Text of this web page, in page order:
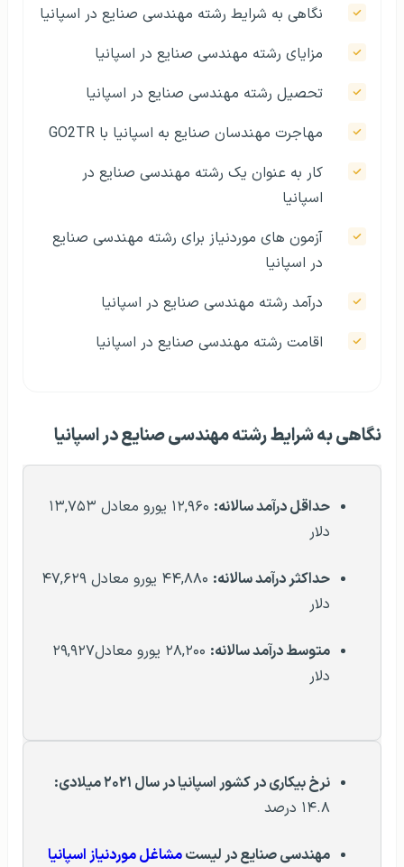
نگاهی به شرایط رشته مهندسی صنایع در اسپانیا
مزایای رشته مهندسی صنایع در اسپانیا
تحصیل رشته مهندسی صنایع در اسپانیا
مهاجرت مهندسان صنایع به اسپانیا با GO2TR
کار به عنوان یک رشته مهندسی صنایع در
اسپانیا
آزمون های موردنیاز برای رشته مهندسی صنایع
در اسپانیا
درآمد رشته مهندسی صنایع در اسپانیا
اقامت رشته مهندسی صنایع در اسپانیا
نگاهی به شرایط رشته مهندسی صنایع در اسپانیا
حداقل درآمد سالانه:
۱۲,۹۶۰ یورو معادل ۱۳,۷۵۳
دلار
حداکثر درآمد سالانه:
۴۴,۸۸۰ یورو معادل ۴۷,۶۲۹
دلار
متوسط درآمد سالانه:
۲۸,۲۰۰ یورو معادل۲۹,۹۲۷
دلار
نرخ بیکاری در کشور اسپانیا در سال ۲۰۲۱ میلادی:
۱۴.۸ درصد
مهندسی صنایع در لیستمشاغل موردنیاز اسپانیا